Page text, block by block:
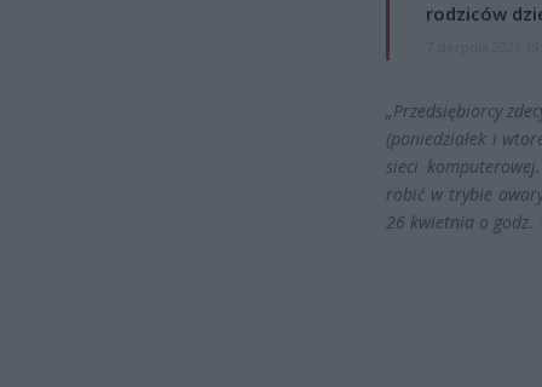
rodziców
„Przedsiębiorcy
(poniedziałek i
sieci
robić w trybie
26 kwietnia o godz.